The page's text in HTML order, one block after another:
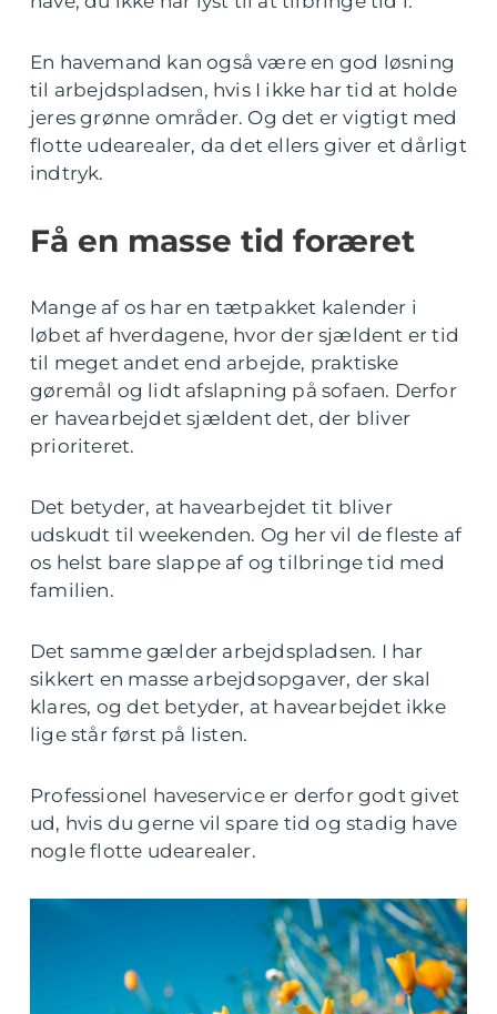
En havemand kan også være en god løsning
til arbejdspladsen, hvis I ikke har tid at holde
jeres grønne områder. Og det er vigtigt med
flotte udearealer, da det ellers giver et dårligt
indtryk.
Få en masse tid foræret
Mange af os har en tætpakket kalender i
løbet af hverdagene, hvor der sjældent er tid
til meget andet end arbejde, praktiske
gøremål og lidt afslapning på sofaen. Derfor
er havearbejdet sjældent det, der bliver
prioriteret.
Det betyder, at havearbejdet tit bliver
udskudt til weekenden. Og her vil de fleste af
os helst bare slappe af og tilbringe tid med
familien.
Det samme gælder arbejdspladsen. I har
sikkert en masse arbejdsopgaver, der skal
klares, og det betyder, at havearbejdet ikke
lige står først på listen.
Professionel haveservice er derfor godt givet
ud, hvis du gerne vil spare tid og stadig have
nogle flotte udearealer.